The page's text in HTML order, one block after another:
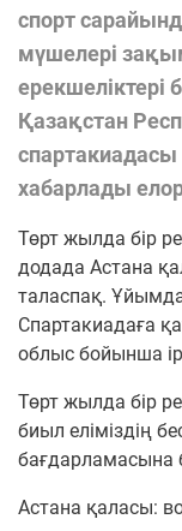
спорт
мүшелері
Қазақстан
хабарлады
Төрт жылда бір
додада Астана
таласпақ.
Спартакиадаға
облыс бойынша
Төрт жылда бір
биыл еліміздің
бағдарламасына
Астана қаласы: